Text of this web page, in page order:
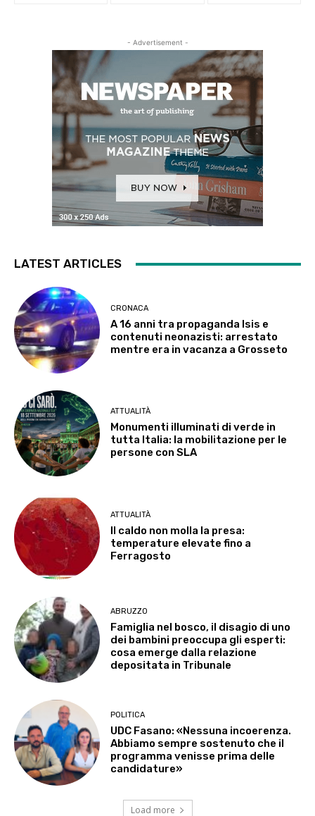
- Advertisement -
LATEST ARTICLES
CRONACA
A 16 anni tra propaganda Isis e
contenuti neonazisti: arrestato
mentre era in vacanza a Grosseto
ATTUALITÀ
Monumenti illuminati di verde in
tutta Italia: la mobilitazione per le
persone con SLA
ATTUALITÀ
Il caldo non molla la presa:
temperature elevate fino a
Ferragosto
ABRUZZO
Famiglia nel bosco, il disagio di uno
dei bambini preoccupa gli esperti:
cosa emerge dalla relazione
depositata in Tribunale
POLITICA
UDC Fasano: «Nessuna incoerenza.
Abbiamo sempre sostenuto che il
programma venisse prima delle
candidature»
Load more